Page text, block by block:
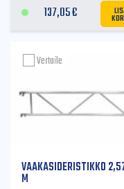
137,05€
VAAKASIDERISTIKKO
M
Vertaile